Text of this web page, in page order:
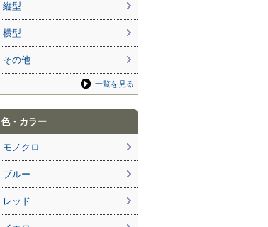
縦型
横型
その他
一覧を見る
色・カラー
モノクロ
ブルー
レッド